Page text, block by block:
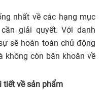
nhất về các hạng mục
giải quyết. Với danh
sẽ hoàn toàn chủ động
không còn băn khoăn về
tiết về sản phẩm